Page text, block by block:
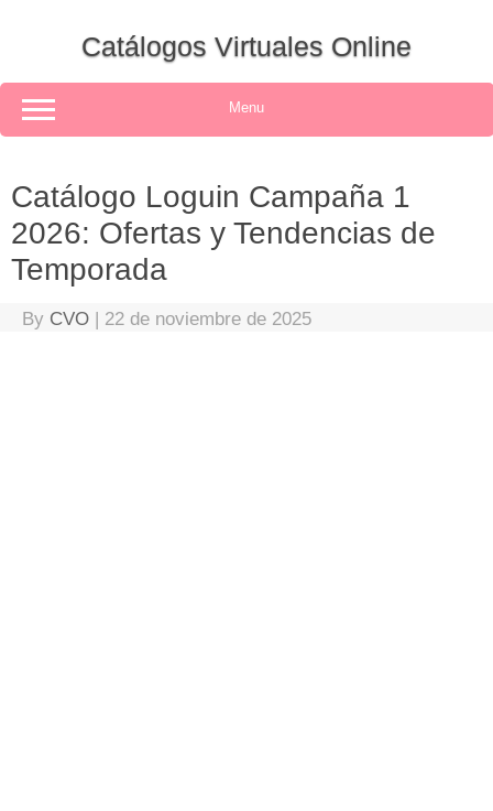
Catálogos Virtuales Online
Menu
Catálogo Loguin Campaña 1
2026: Ofertas y Tendencias de
Temporada
By CVO | 22 de noviembre de 2025